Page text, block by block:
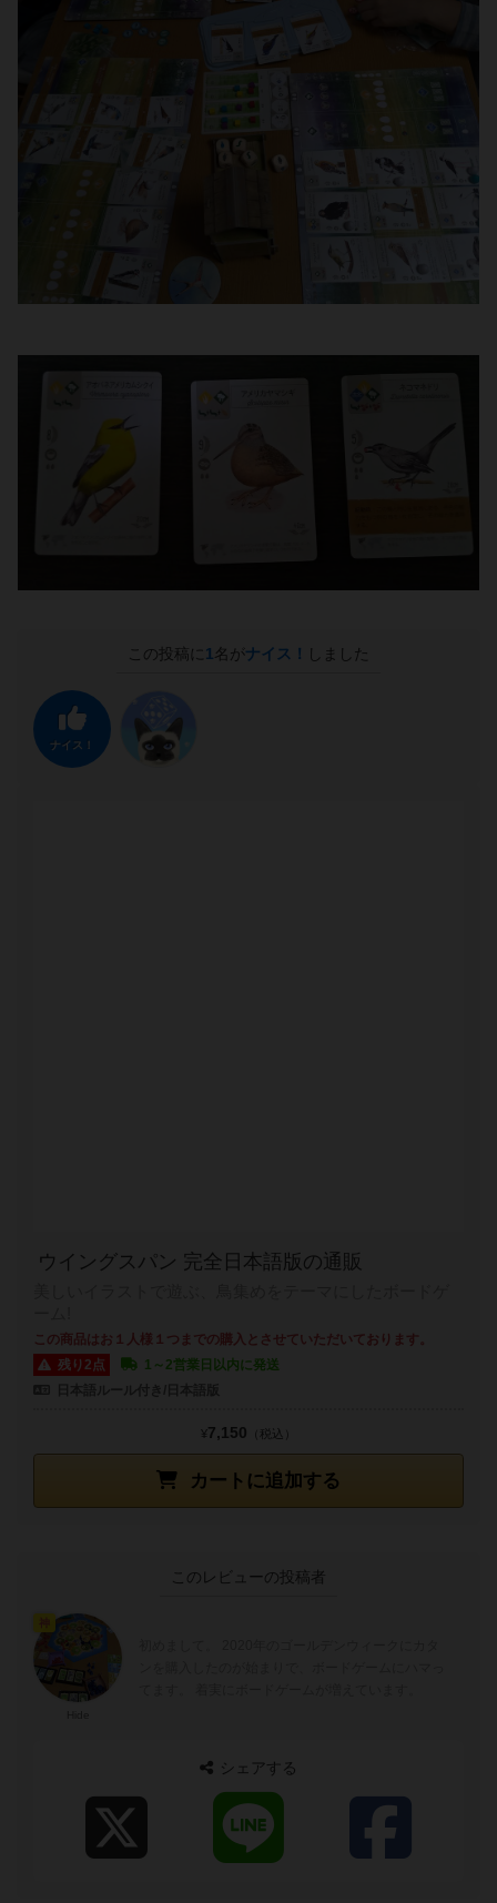
この投稿に 1 名がナイス！ しました
ナイス！
ウイングスパン 完全日本語版の通販
この商品はお１人様１つまでの購入とさせていただいております。
残り2点
1～2営業日以内に発送
カートに追加する
¥7,150 （税込）
このレビューの投稿者
シェアする